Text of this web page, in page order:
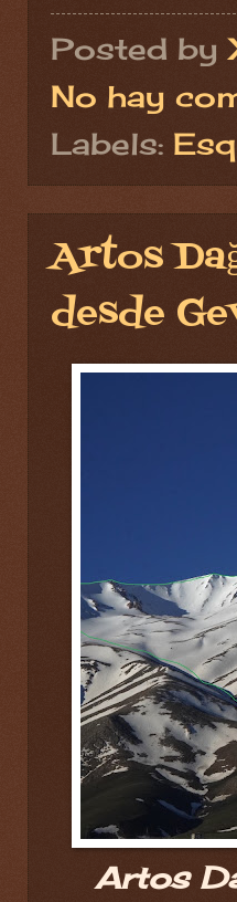
Posted by
No hay
Labels:
Artos
desde
Artos